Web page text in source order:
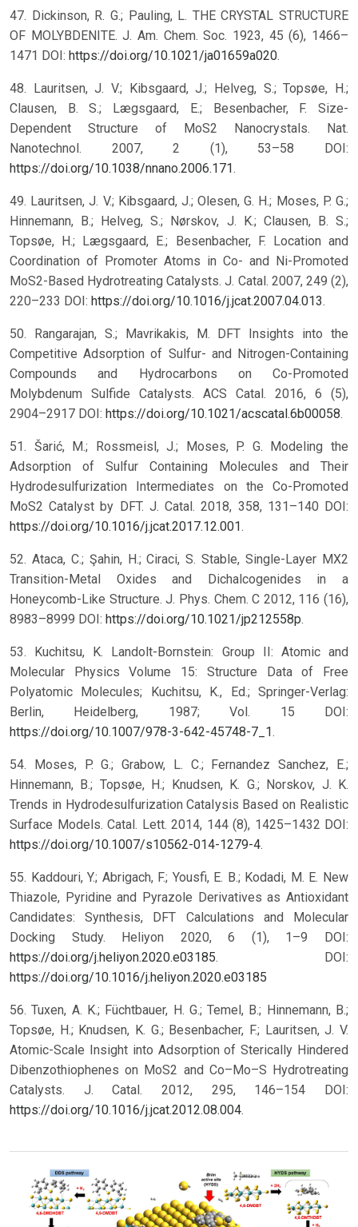
47. Dickinson, R. G.; Pauling, L. THE CRYSTAL STRUCTURE
OF MOLYBDENITE. J. Am. Chem. Soc. 1923, 45 (6), 1466–
1471 DOI: https://doi.org/10.1021/ja01659a020.
48. Lauritsen, J. V.; Kibsgaard, J.; Helveg, S.; Topsøe, H.;
Clausen, B. S.; Lægsgaard, E.; Besenbacher, F. Size-
Dependent Structure of MoS2 Nanocrystals. Nat.
Nanotechnol. 2007, 2 (1), 53–58 DOI:
https://doi.org/10.1038/nnano.2006.171.
49. Lauritsen, J. V.; Kibsgaard, J.; Olesen, G. H.; Moses, P. G.;
Hinnemann, B.; Helveg, S.; Nørskov, J. K.; Clausen, B. S.;
Topsøe, H.; Lægsgaard, E.; Besenbacher, F. Location and
Coordination of Promoter Atoms in Co- and Ni-Promoted
MoS2-Based Hydrotreating Catalysts. J. Catal. 2007, 249 (2),
220–233 DOI: https://doi.org/10.1016/j.jcat.2007.04.013.
50. Rangarajan, S.; Mavrikakis, M. DFT Insights into the
Competitive Adsorption of Sulfur- and Nitrogen-Containing
Compounds and Hydrocarbons on Co-Promoted
Molybdenum Sulfide Catalysts. ACS Catal. 2016, 6 (5),
2904–2917 DOI: https://doi.org/10.1021/acscatal.6b00058.
51. Šarić, M.; Rossmeisl, J.; Moses, P. G. Modeling the
Adsorption of Sulfur Containing Molecules and Their
Hydrodesulfurization Intermediates on the Co-Promoted
MoS2 Catalyst by DFT. J. Catal. 2018, 358, 131–140 DOI:
https://doi.org/10.1016/j.jcat.2017.12.001.
52. Ataca, C.; Şahin, H.; Ciraci, S. Stable, Single-Layer MX2
Transition-Metal Oxides and Dichalcogenides in a
Honeycomb-Like Structure. J. Phys. Chem. C 2012, 116 (16),
8983–8999 DOI: https://doi.org/10.1021/jp212558p.
53. Kuchitsu, K. Landolt-Bornstein: Group II: Atomic and
Molecular Physics Volume 15: Structure Data of Free
Polyatomic Molecules; Kuchitsu, K., Ed.; Springer-Verlag:
Berlin, Heidelberg, 1987; Vol. 15 DOI:
https://doi.org/10.1007/978-3-642-45748-7_1.
54. Moses, P. G.; Grabow, L. C.; Fernandez Sanchez, E.;
Hinnemann, B.; Topsøe, H.; Knudsen, K. G.; Norskov, J. K.
Trends in Hydrodesulfurization Catalysis Based on Realistic
Surface Models. Catal. Lett. 2014, 144 (8), 1425–1432 DOI:
https://doi.org/10.1007/s10562-014-1279-4.
55. Kaddouri, Y.; Abrigach, F.; Yousfi, E. B.; Kodadi, M. E. New
Thiazole, Pyridine and Pyrazole Derivatives as Antioxidant
Candidates: Synthesis, DFT Calculations and Molecular
Docking Study. Heliyon 2020, 6 (1), 1–9 DOI:
https://doi.org/j.heliyon.2020.e03185. DOI:
https://doi.org/10.1016/j.heliyon.2020.e03185
56. Tuxen, A. K.; Füchtbauer, H. G.; Temel, B.; Hinnemann, B.;
Topsøe, H.; Knudsen, K. G.; Besenbacher, F.; Lauritsen, J. V.
Atomic-Scale Insight into Adsorption of Sterically Hindered
Dibenzothiophenes on MoS2 and Co–Mo–S Hydrotreating
Catalysts. J. Catal. 2012, 295, 146–154 DOI:
https://doi.org/10.1016/j.jcat.2012.08.004.